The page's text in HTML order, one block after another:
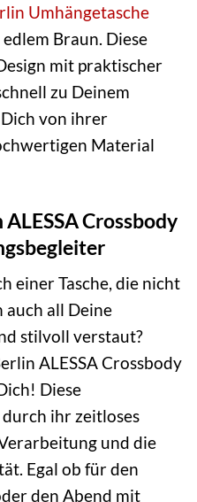
Umhängetasche
edlem Braun. Diese
mit praktischer
zu Deinem
Dich von ihrer
Material
Crossbody
einer Tasche, die nicht
auch all Deine
stilvoll verstaut?
ALESSA Crossbody
Diese
ihr zeitloses
und die
Egal ob für den
den Abend mit